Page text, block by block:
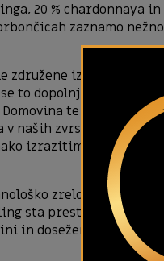
20 % chardonnaya
zaznamo
iz posebej
to dopolnjuje
te sorte je
naših zvrsteh. S
izrazitimi
zrelost že v
sta prestala
in doseženi želeni